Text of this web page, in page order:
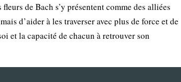
de Bach s’y présentent comme des alliées
d’aider à les traverser avec plus de force et de
et la capacité de chacun à retrouver son